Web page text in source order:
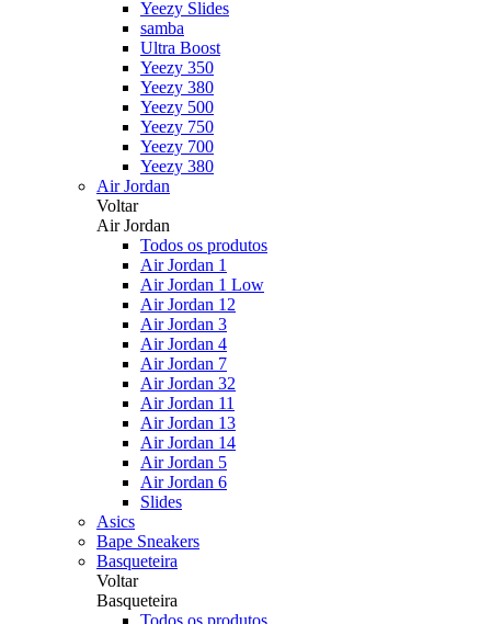
Yeezy Slides
samba
Ultra Boost
Yeezy 350
Yeezy 380
Yeezy 500
Yeezy 750
Yeezy 700
Yeezy 380
Air Jordan
Voltar
Air Jordan
Todos os produtos
Air Jordan 1
Air Jordan 1 Low
Air Jordan 12
Air Jordan 3
Air Jordan 4
Air Jordan 7
Air Jordan 32
Air Jordan 11
Air Jordan 13
Air Jordan 14
Air Jordan 5
Air Jordan 6
Slides
Asics
Bape Sneakers
Basqueteira
Voltar
Basqueteira
Todos os produtos